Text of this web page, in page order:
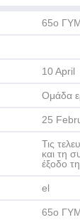
65ο
10 April
Ομάδα
25
Τις
και τη
έξοδο
el
65ο